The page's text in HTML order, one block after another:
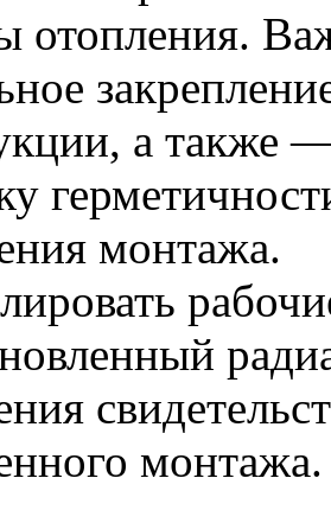
отопления.
а также
монтажа.
монтажа.